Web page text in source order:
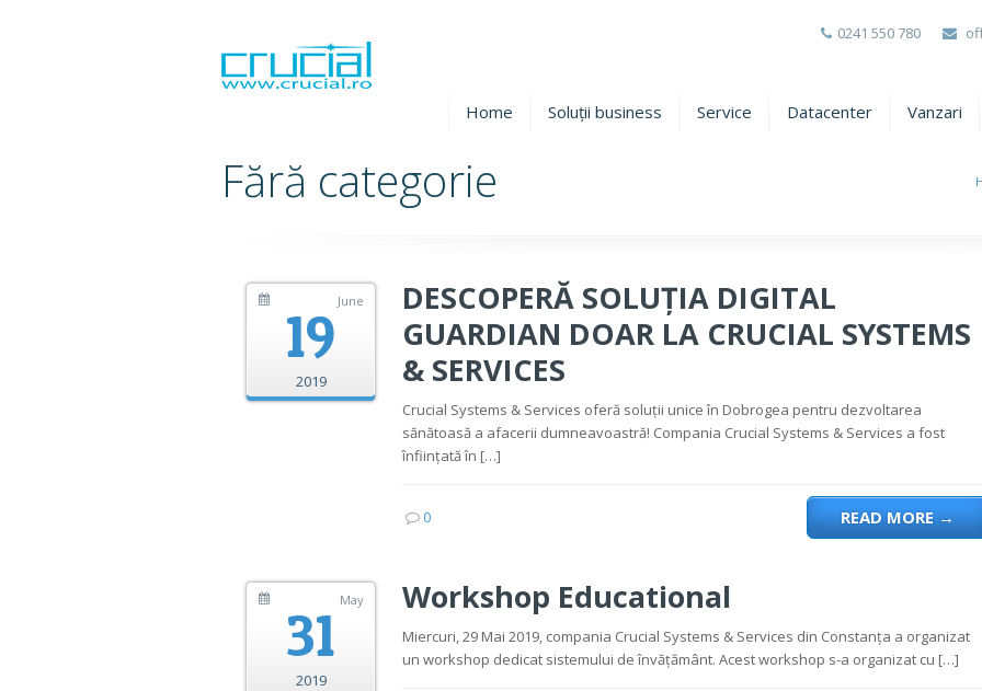
0241 550 780
Home Soluții business Service Datacenter Vanzari
Fără categorie
19 June
2019
DESCOPERĂ SOLUȚIA DIGITAL
GUARDIAN DOAR LA CRUCIAL SYSTEMS
& SERVICES
Crucial Systems & Services oferă soluții unice în Dobrogea pentru dezvoltarea
sănătoasă a afacerii dumneavoastră! Compania Crucial Systems & Services a fost
înființată în […]
0 READ MORE→
31 May
2019
Workshop Educational
Miercuri, 29 Mai 2019, compania Crucial Systems & Services din Constanța a organizat
un workshop dedicat sistemului de învățământ. Acest workshop s-a organizat cu […]